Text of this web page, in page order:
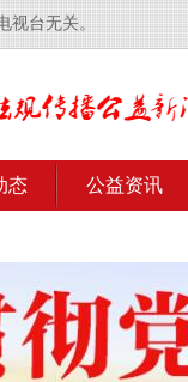
视台无关。
态 公益资讯